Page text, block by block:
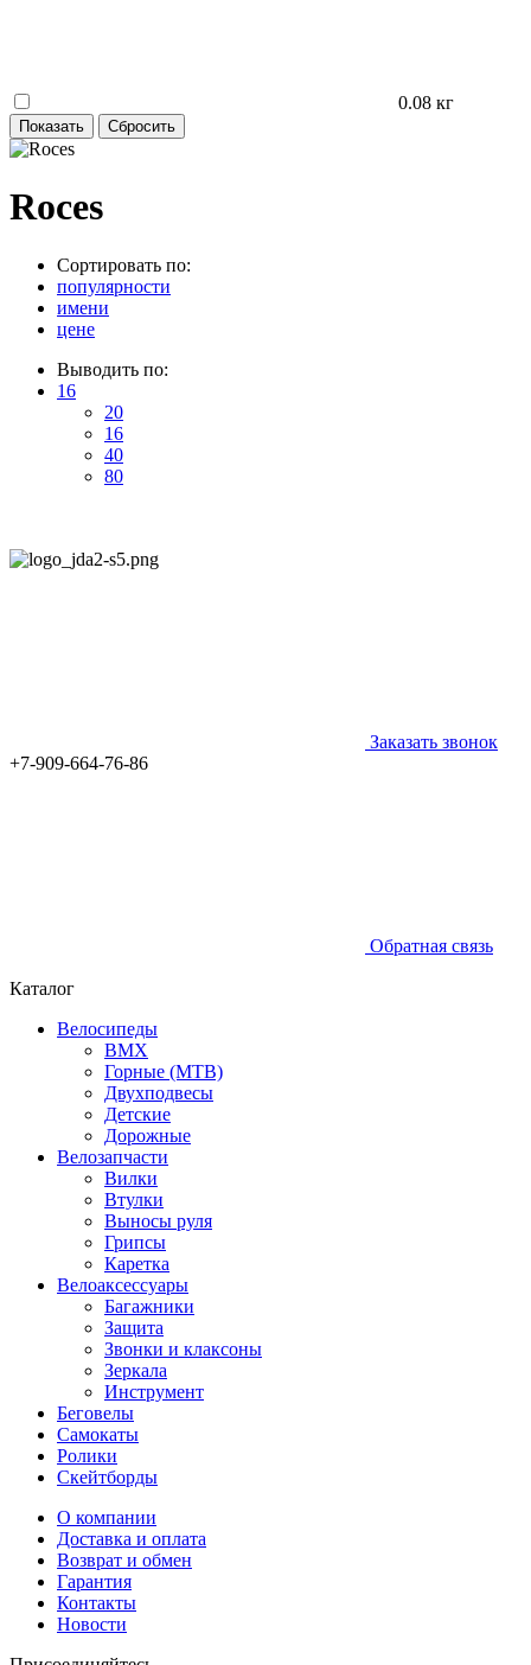
0.08 кг
Roces
Сортировать по:
популярности
имени
цене
Выводить по:
16
20
16
40
80
Заказать звонок
+7-909-664-76-86
Обратная связь
Каталог
Велосипеды
BMX
Горные (MTB)
Двухподвесы
Детские
Дорожные
Велозапчасти
Вилки
Втулки
Выносы руля
Грипсы
Каретка
Велоаксессуары
Багажники
Защита
Звонки и клаксоны
Зеркала
Инструмент
Беговелы
Самокаты
Ролики
Скейтборды
О компании
Доставка и оплата
Возврат и обмен
Гарантия
Контакты
Новости